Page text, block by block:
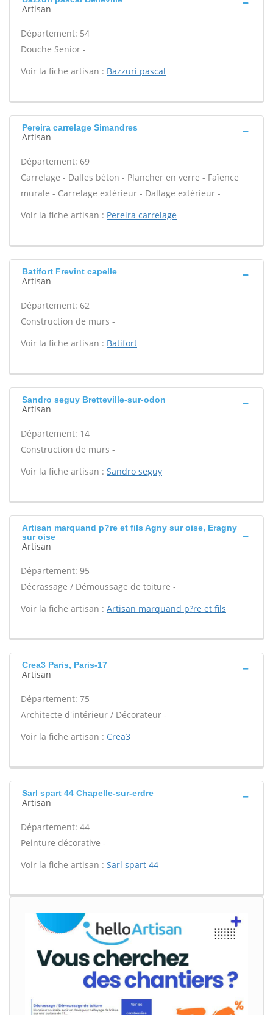
Artisan
Département: 54
Douche Senior -
Voir la fiche artisan : Bazzuri pascal
Pereira carrelage Simandres
Artisan
Département: 69
Carrelage - Dalles béton - Plancher en verre - Faïence
murale - Carrelage extérieur - Dallage extérieur -
Voir la fiche artisan : Pereira carrelage
Batifort Frevint capelle
Artisan
Département: 62
Construction de murs -
Voir la fiche artisan : Batifort
Sandro seguy Bretteville-sur-odon
Artisan
Département: 14
Construction de murs -
Voir la fiche artisan : Sandro seguy
Artisan marquand p?re et fils Agny sur oise, Eragny
sur oise
Artisan
Département: 95
Décrassage / Démoussage de toiture -
Voir la fiche artisan : Artisan marquand p?re et fils
Crea3 Paris, Paris-17
Artisan
Département: 75
Architecte d'intérieur / Décorateur -
Voir la fiche artisan : Crea3
Sarl spart 44 Chapelle-sur-erdre
Artisan
Département: 44
Peinture décorative -
Voir la fiche artisan : Sarl spart 44